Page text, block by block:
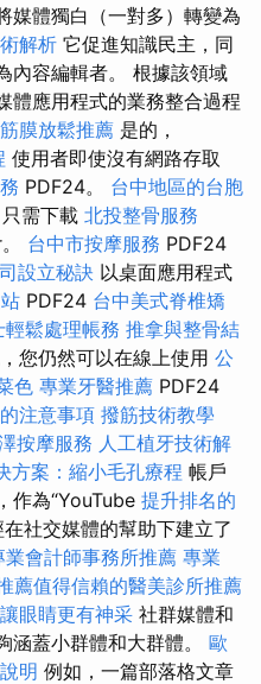
媒體獨白（一對多）轉變為
解析 它促進知識民主，同
內容編輯者。 根據該領域
體應用程式的業務整合過程
膜放鬆推薦 是的，
使用者即使沒有網路存取
PDF24。 台中地區的台胞
需下載 北投整骨服務
台中市按摩服務 PDF24
設立秘訣 以桌面應用程式
PDF24 台中美式脊椎矯
鬆處理帳務 推拿與整骨結
您仍然可以在線上使用 公
色 專業牙醫推薦 PDF24
注意事項 撥筋技術教學
按摩服務 人工植牙技術解
方案：縮小毛孔療程 帳戶
作為“YouTube 提升排名的
在社交媒體的幫助下建立了
業會計師事務所推薦 專業
薦值得信賴的醫美診所推薦
眼睛更有神采 社群媒體和
涵蓋小群體和大群體。 歐
明 例如，一篇部落格文章